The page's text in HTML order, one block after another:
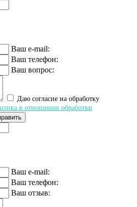
Ваш e-mail:
Ваш телефон:
Ваш вопрос:
Даю согласие на обработку
в отношении обработки
Ваш e-mail:
Ваш телефон:
Ваш отзыв: